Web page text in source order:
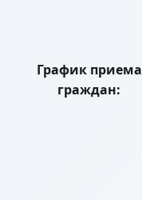
График приема
граждан: